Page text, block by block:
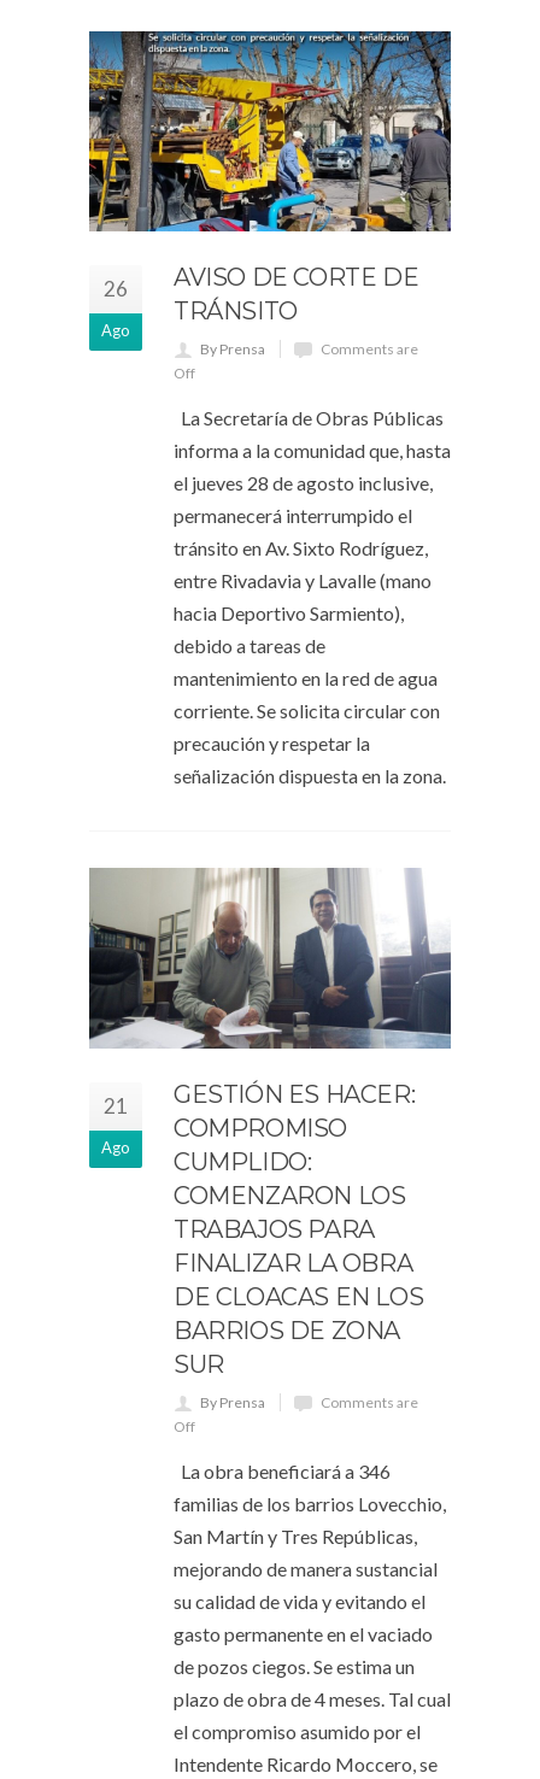
26
Ago
AVISO DE CORTE DE
TRÁNSITO
By Prensa
Comments are
Off
La Secretaría de Obras Públicas
informa a la comunidad que, hasta
el jueves 28 de agosto inclusive,
permanecerá interrumpido el
tránsito en Av. Sixto Rodríguez,
entre Rivadavia y Lavalle (mano
hacia Deportivo Sarmiento),
debido a tareas de
mantenimiento en la red de agua
corriente. Se solicita circular con
precaución y respetar la
señalización dispuesta en la zona.
21
Ago
GESTIÓN ES HACER:
COMPROMISO
CUMPLIDO:
COMENZARON LOS
TRABAJOS PARA
FINALIZAR LA OBRA
DE CLOACAS EN LOS
BARRIOS DE ZONA
SUR
By Prensa
Comments are
Off
La obra beneficiará a 346
familias de los barrios Lovecchio,
San Martín y Tres Repúblicas,
mejorando de manera sustancial
su calidad de vida y evitando el
gasto permanente en el vaciado
de pozos ciegos. Se estima un
plazo de obra de 4 meses. Tal cual
el compromiso asumido por el
Intendente Ricardo Moccero, se